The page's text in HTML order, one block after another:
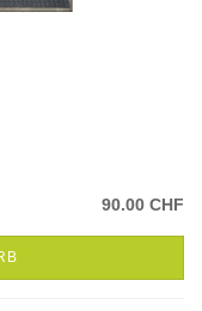
90.00 CHF